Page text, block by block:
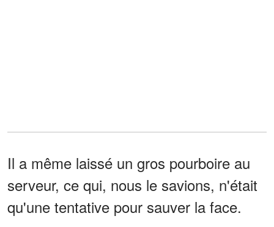
Il a même laissé un gros pourboire au
serveur, ce qui, nous le savions, n'était
qu'une tentative pour sauver la face.